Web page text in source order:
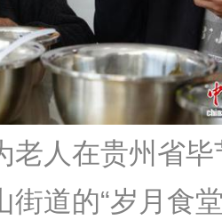
人在贵州省毕
街道的“岁月食